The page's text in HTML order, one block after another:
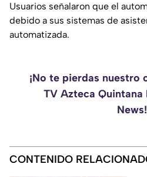
Usuarios señalaron que el
debido a sus sistemas de
automatizada.
¡No te pierdas nuestro
TV Azteca Quintana
News!
CONTENIDO